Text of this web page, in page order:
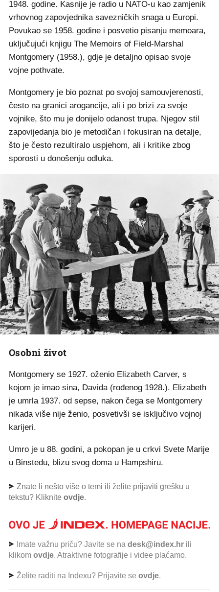
1948. godine. Kasnije je radio u NATO-u kao zamjenik
vrhovnog zapovjednika savezničkih snaga u Europi.
Povukao se 1958. godine i posvetio pisanju memoara,
uključujući knjigu The Memoirs of Field-Marshal
Montgomery (1958.), gdje je detaljno opisao svoje
vojne pothvate.
Montgomery je bio poznat po svojoj samouvjerenosti,
često na granici arogancije, ali i po brizi za svoje
vojnike, što mu je donijelo odanost trupa. Njegov stil
zapovijedanja bio je metodičan i fokusiran na detalje,
što je često rezultiralo uspjehom, ali i kritike zbog
sporosti u donošenju odluka.
Osobni život
Montgomery se 1927. oženio Elizabeth Carver, s
kojom je imao sina, Davida (rođenog 1928.). Elizabeth
je umrla 1937. od sepse, nakon čega se Montgomery
nikada više nije ženio, posvetivši se isključivo vojnoj
karijeri.
Umro je u 88. godini, a pokopan je u crkvi Svete Marije
u Binstedu, blizu svog doma u Hampshiru.
Znate li nešto više o temi ili želite prijaviti grešku u
tekstu? Kliknite ovdje.
Imate važnu priču? Javite se na desk@index.hr ili
klikom ovdje. Atraktivne fotografije i videe plaćamo.
Želite raditi na Indexu? Prijavite se ovdje.